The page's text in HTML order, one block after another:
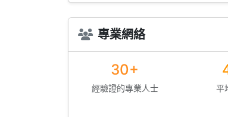
專業網絡
30+
經驗證的專業人士 平